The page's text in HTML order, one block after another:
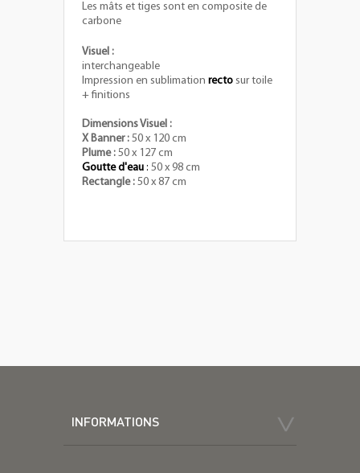
Les mâts et tiges sont en composite de
carbone
Visuel :
interchangeable
Impression en sublimation recto sur toile
+ finitions
Dimensions Visuel :
X Banner : 50 x 120 cm
Plume : 50 x 127 cm
Goutte d'eau : 50 x 98 cm
Rectangle : 50 x 87 cm
INFORMATIONS